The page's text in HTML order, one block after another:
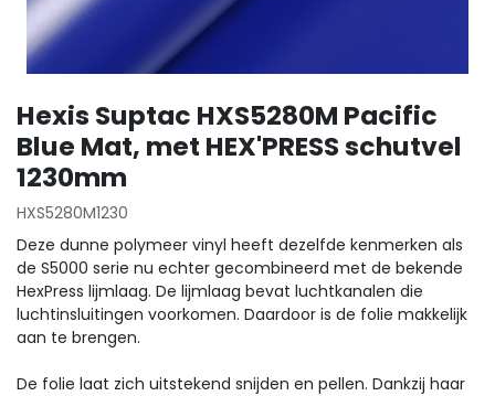
Hexis Suptac HXS5280M Pacific
Blue Mat, met HEX'PRESS schutvel
1230mm
HXS5280M1230
Deze dunne polymeer vinyl heeft dezelfde kenmerken als
de S5000 serie nu echter gecombineerd met de bekende
HexPress lijmlaag. De lijmlaag bevat luchtkanalen die
luchtinsluitingen voorkomen. Daardoor is de folie makkelijk
aan te brengen.
De folie laat zich uitstekend snijden en pellen. Dankzij haar